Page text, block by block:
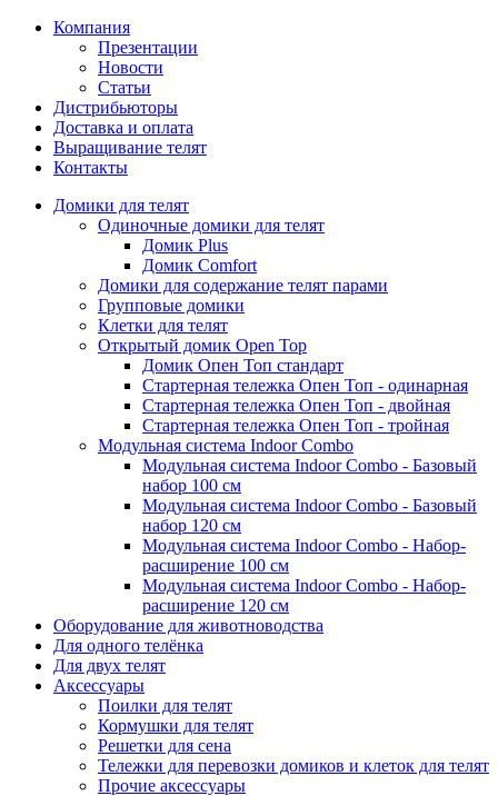
Компания
Презентации
Новости
Статьи
Дистрибьюторы
Доставка и оплата
Выращивание телят
Контакты
Домики для телят
Одиночные домики для телят
Домик Plus
Домик Comfort
Домики для содержание телят парами
Групповые домики
Клетки для телят
Открытый домик Open Top
Домик Опен Топ стандарт
Стартерная тележка Опен Топ - одинарная
Стартерная тележка Опен Топ - двойная
Стартерная тележка Опен Топ - тройная
Модульная система Indoor Combo
Модульная система Indoor Combo - Базовый
набор 100 см
Модульная система Indoor Combo - Базовый
набор 120 см
Модульная система Indoor Combo - Набор-
расширение 100 см
Модульная система Indoor Combo - Набор-
расширение 120 см
Оборудование для животноводства
Для одного телёнка
Для двух телят
Аксессуары
Поилки для телят
Кормушки для телят
Решетки для сена
Тележки для перевозки домиков и клеток для телят
Прочие аксессуары